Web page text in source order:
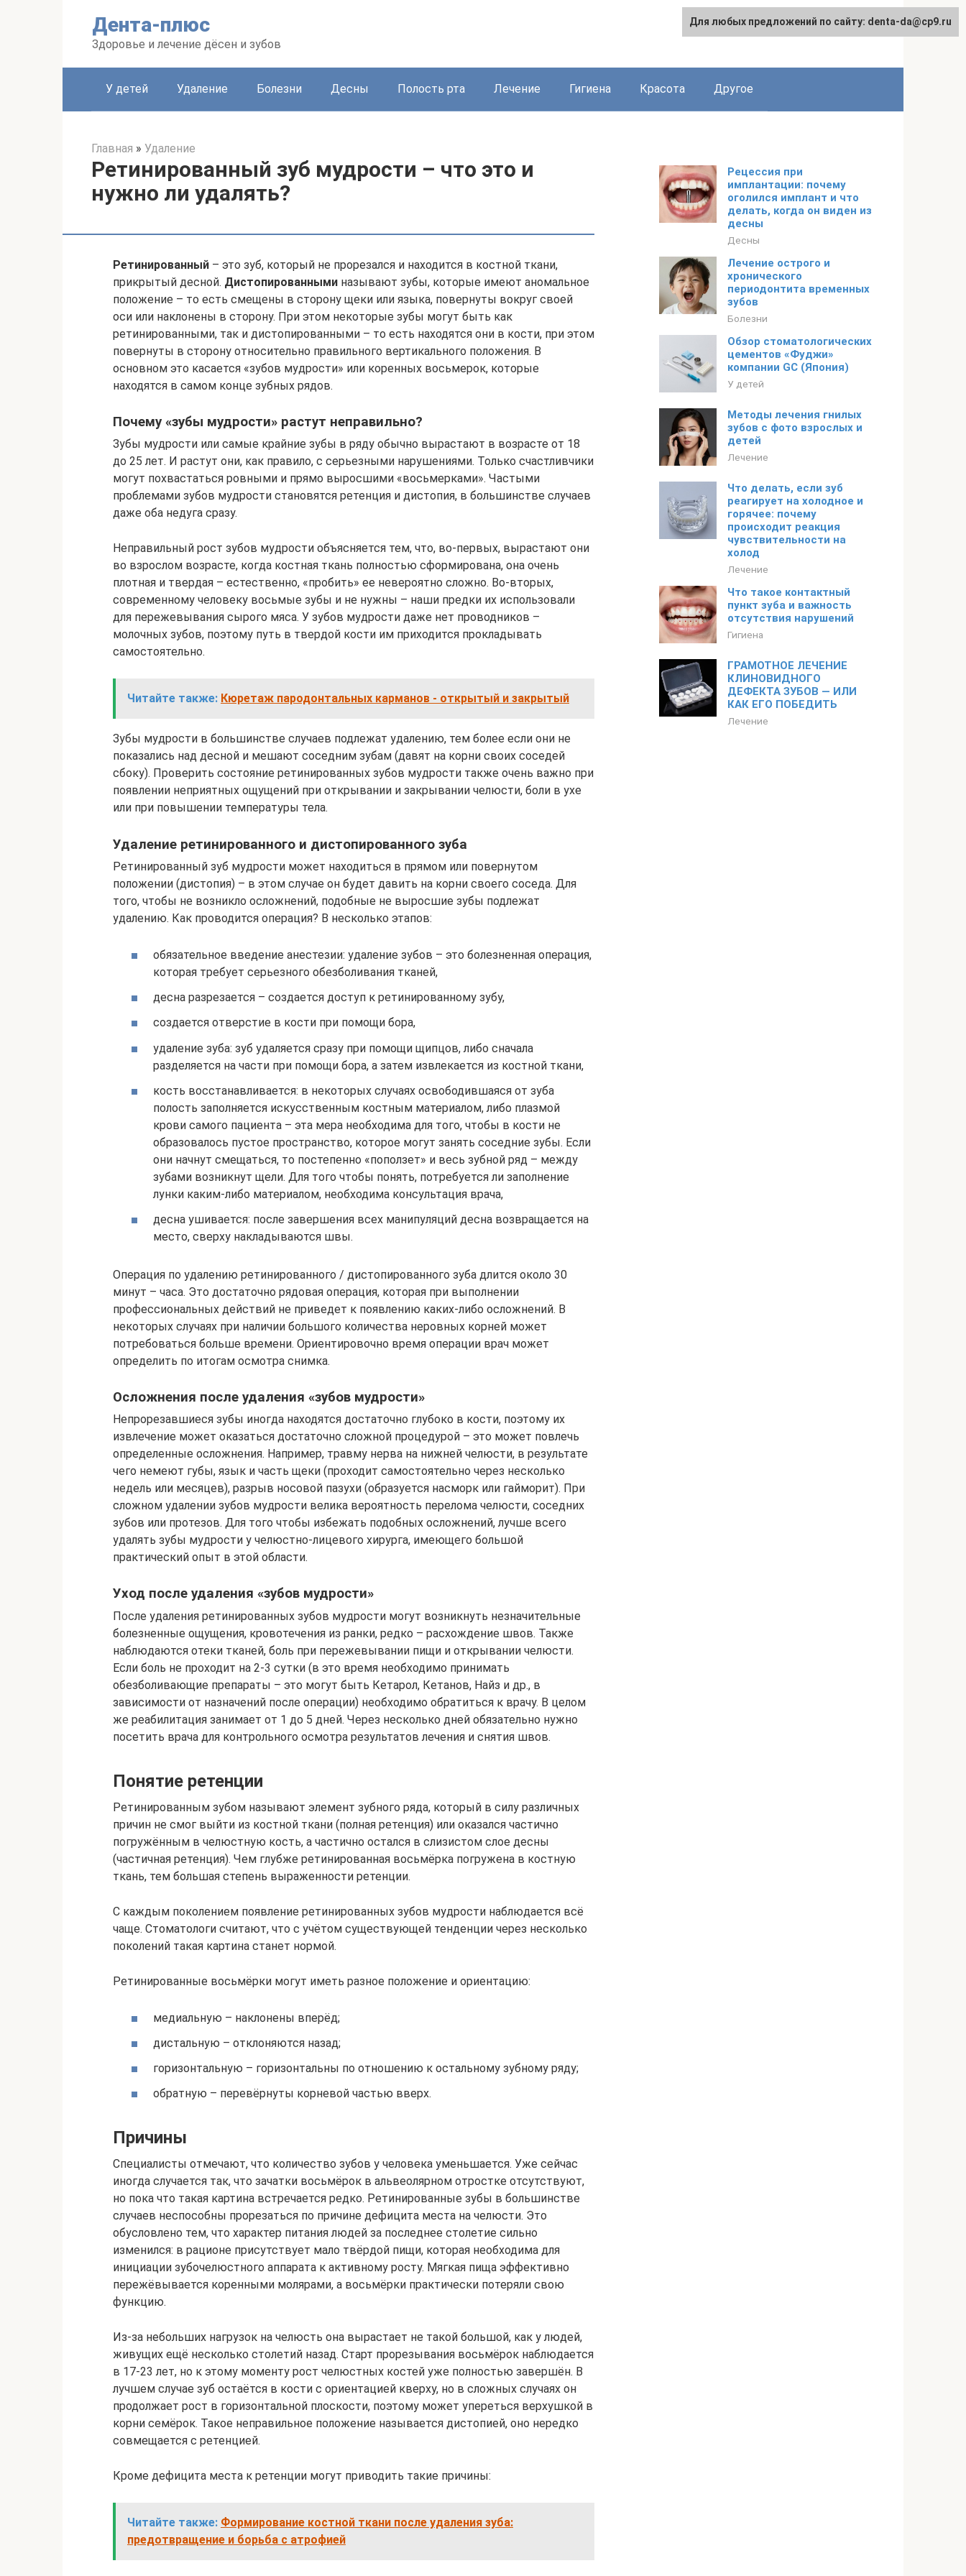
Дента-плюс
Здоровье и лечение дёсен и зубов
У детей Удаление Болезни Десны Полость рта Лечение Гигиена Красота Другое
Главная » Удаление
Ретинированный зуб мудрости – что это и
нужно ли удалять?
Ретинированный – это зуб, который не прорезался и находится в костной ткани,
прикрытый десной. Дистопированными называют зубы, которые имеют аномальное
положение – то есть смещены в сторону щеки или языка, повернуты вокруг своей
оси или наклонены в сторону. При этом некоторые зубы могут быть как
ретинированными, так и дистопированными – то есть находятся они в кости, при этом
повернуты в сторону относительно правильного вертикального положения. В
основном это касается «зубов мудрости» или коренных восьмерок, которые
находятся в самом конце зубных рядов.
Почему «зубы мудрости» растут неправильно?
Зубы мудрости или самые крайние зубы в ряду обычно вырастают в возрасте от 18
до 25 лет. И растут они, как правило, с серьезными нарушениями. Только счастливчики
могут похвастаться ровными и прямо выросшими «восьмерками». Частыми
проблемами зубов мудрости становятся ретенция и дистопия, в большинстве случаев
даже оба недуга сразу.
Неправильный рост зубов мудрости объясняется тем, что, во-первых, вырастают они
во взрослом возрасте, когда костная ткань полностью сформирована, она очень
плотная и твердая – естественно, «пробить» ее невероятно сложно. Во-вторых,
современному человеку восьмые зубы и не нужны – наши предки их использовали
для пережевывания сырого мяса. У зубов мудрости даже нет проводников –
молочных зубов, поэтому путь в твердой кости им приходится прокладывать
самостоятельно.
Читайте также: Кюретаж пародонтальных карманов - открытый и закрытый
Зубы мудрости в большинстве случаев подлежат удалению, тем более если они не
показались над десной и мешают соседним зубам (давят на корни своих соседей
сбоку). Проверить состояние ретинированных зубов мудрости также очень важно при
появлении неприятных ощущений при открывании и закрывании челюсти, боли в ухе
или при повышении температуры тела.
Удаление ретинированного и дистопированного зуба
Ретинированный зуб мудрости может находиться в прямом или повернутом
положении (дистопия) – в этом случае он будет давить на корни своего соседа. Для
того, чтобы не возникло осложнений, подобные не выросшие зубы подлежат
удалению. Как проводится операция? В несколько этапов:
обязательное введение анестезии: удаление зубов – это болезненная операция,
которая требует серьезного обезболивания тканей,
десна разрезается – создается доступ к ретинированному зубу,
создается отверстие в кости при помощи бора,
удаление зуба: зуб удаляется сразу при помощи щипцов, либо сначала
разделяется на части при помощи бора, а затем извлекается из костной ткани,
кость восстанавливается: в некоторых случаях освободившаяся от зуба
полость заполняется искусственным костным материалом, либо плазмой
крови самого пациента – эта мера необходима для того, чтобы в кости не
образовалось пустое пространство, которое могут занять соседние зубы. Если
они начнут смещаться, то постепенно «поползет» и весь зубной ряд – между
зубами возникнут щели. Для того чтобы понять, потребуется ли заполнение
лунки каким-либо материалом, необходима консультация врача,
десна ушивается: после завершения всех манипуляций десна возвращается на
место, сверху накладываются швы.
Операция по удалению ретинированного / дистопированного зуба длится около 30
минут – часа. Это достаточно рядовая операция, которая при выполнении
профессиональных действий не приведет к появлению каких-либо осложнений. В
некоторых случаях при наличии большого количества неровных корней может
потребоваться больше времени. Ориентировочно время операции врач может
определить по итогам осмотра снимка.
Осложнения после удаления «зубов мудрости»
Непрорезавшиеся зубы иногда находятся достаточно глубоко в кости, поэтому их
извлечение может оказаться достаточно сложной процедурой – это может повлечь
определенные осложнения. Например, травму нерва на нижней челюсти, в результате
чего немеют губы, язык и часть щеки (проходит самостоятельно через несколько
недель или месяцев), разрыв носовой пазухи (образуется насморк или гайморит). При
сложном удалении зубов мудрости велика вероятность перелома челюсти, соседних
зубов или протезов. Для того чтобы избежать подобных осложнений, лучше всего
удалять зубы мудрости у челюстно-лицевого хирурга, имеющего большой
практический опыт в этой области.
Уход после удаления «зубов мудрости»
После удаления ретинированных зубов мудрости могут возникнуть незначительные
болезненные ощущения, кровотечения из ранки, редко – расхождение швов. Также
наблюдаются отеки тканей, боль при пережевывании пищи и открывании челюсти.
Если боль не проходит на 2-3 сутки (в это время необходимо принимать
обезболивающие препараты – это могут быть Кетарол, Кетанов, Найз и др., в
зависимости от назначений после операции) необходимо обратиться к врачу. В целом
же реабилитация занимает от 1 до 5 дней. Через несколько дней обязательно нужно
посетить врача для контрольного осмотра результатов лечения и снятия швов.
Понятие ретенции
Ретинированным зубом называют элемент зубного ряда, который в силу различных
причин не смог выйти из костной ткани (полная ретенция) или оказался частично
погружённым в челюстную кость, а частично остался в слизистом слое десны
(частичная ретенция). Чем глубже ретинированная восьмёрка погружена в костную
ткань, тем большая степень выраженности ретенции.
С каждым поколением появление ретинированных зубов мудрости наблюдается всё
чаще. Стоматологи считают, что с учётом существующей тенденции через несколько
поколений такая картина станет нормой.
Ретинированные восьмёрки могут иметь разное положение и ориентацию:
медиальную – наклонены вперёд;
дистальную – отклоняются назад;
горизонтальную – горизонтальны по отношению к остальному зубному ряду;
обратную – перевёрнуты корневой частью вверх.
Причины
Специалисты отмечают, что количество зубов у человека уменьшается. Уже сейчас
иногда случается так, что зачатки восьмёрок в альвеолярном отростке отсутствуют,
но пока что такая картина встречается редко. Ретинированные зубы в большинстве
случаев неспособны прорезаться по причине дефицита места на челюсти. Это
обусловлено тем, что характер питания людей за последнее столетие сильно
изменился: в рационе присутствует мало твёрдой пищи, которая необходима для
инициации зубочелюстного аппарата к активному росту. Мягкая пища эффективно
пережёвывается коренными молярами, а восьмёрки практически потеряли свою
функцию.
Из-за небольших нагрузок на челюсть она вырастает не такой большой, как у людей,
живущих ещё несколько столетий назад. Старт прорезывания восьмёрок наблюдается
в 17-23 лет, но к этому моменту рост челюстных костей уже полностью завершён. В
лучшем случае зуб остаётся в кости с ориентацией кверху, но в сложных случаях он
продолжает рост в горизонтальной плоскости, поэтому может упереться верхушкой в
корни семёрок. Такое неправильное положение называется дистопией, оно нередко
совмещается с ретенцией.
Кроме дефицита места к ретенции могут приводить такие причины:
Читайте также: Формирование костной ткани после удаления зуба:
предотвращение и борьба с атрофией
Рецессия при
имплантации: почему
оголился имплант и что
делать, когда он виден из
десны
Десны
Лечение острого и
хронического
периодонтита временных
зубов
Болезни
Обзор стоматологических
цементов «Фуджи»
компании GC (Япония)
У детей
Методы лечения гнилых
зубов с фото взрослых и
детей
Лечение
Что делать, если зуб
реагирует на холодное и
горячее: почему
происходит реакция
чувствительности на
холод
Лечение
Что такое контактный
пункт зуба и важность
отсутствия нарушений
Гигиена
ГРАМОТНОЕ ЛЕЧЕНИЕ
КЛИНОВИДНОГО
ДЕФЕКТА ЗУБОВ — ИЛИ
КАК ЕГО ПОБЕДИТЬ
Лечение
Для любых предложений по сайту: denta-da@cp9.ru